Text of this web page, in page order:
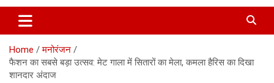
n
Home
मनोरंजन
फैशन का सबसे बड़ा उत्सव: मेट गाला में सितारों का मेला, कमला हैरिस का दिखा
शानदार अंदाज